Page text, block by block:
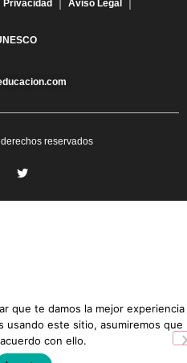
Privacidad Aviso Legal
reservados
que te damos la mejor experiencia
usando este sitio, asumiremos que
con ello.